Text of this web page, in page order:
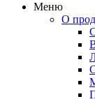
Меню
О